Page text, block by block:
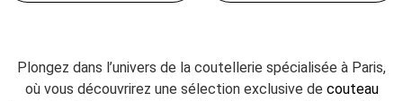
Plongez dans l’univers de la coutellerie spécialisée à Paris,
où vous découvrirez une sélection exclusive de couteau